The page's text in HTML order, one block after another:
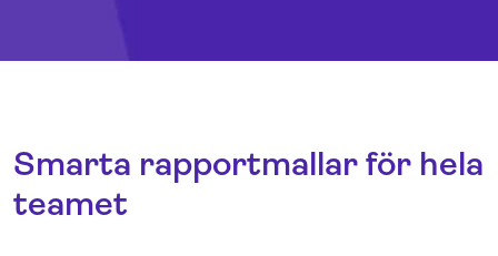
Smarta rapportmallar för hela
teamet